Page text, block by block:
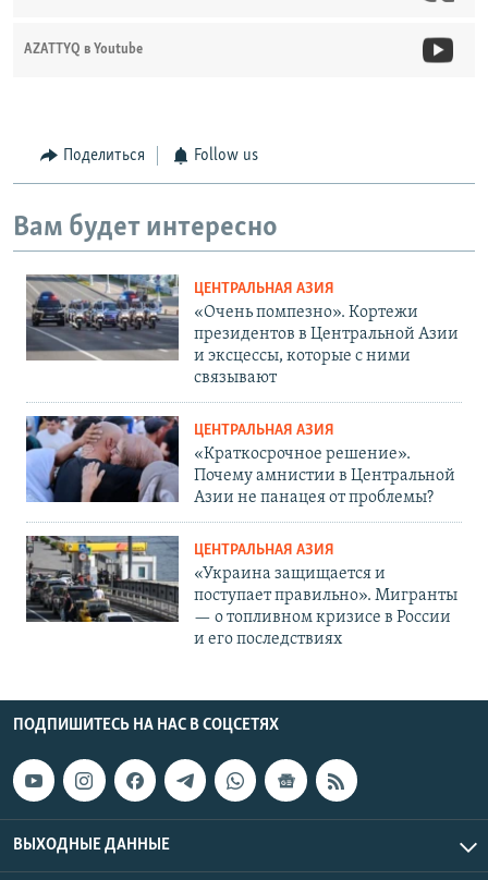
AZATTYQ в Youtube
Поделиться Follow us
Вам будет интересно
ЦЕНТРАЛЬНАЯ АЗИЯ
«Очень помпезно». Кортежи
президентов в Центральной Азии
и эксцессы, которые с ними
связывают
ЦЕНТРАЛЬНАЯ АЗИЯ
«Краткосрочное решение».
Почему амнистии в Центральной
Азии не панацея от проблемы?
ЦЕНТРАЛЬНАЯ АЗИЯ
«Украина защищается и
поступает правильно». Мигранты
— о топливном кризисе в России
и его последствиях
ПОДПИШИТЕСЬ НА НАС В СОЦСЕТЯХ
ВЫХОДНЫЕ ДАННЫЕ